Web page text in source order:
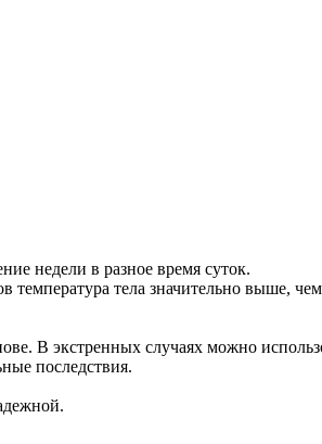
недели в разное время суток.
тела значительно выше,
В экстренных случаях можно
последствия.